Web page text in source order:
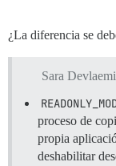
¿La diferencia se
Sara
proceso de
propia
deshabilitar